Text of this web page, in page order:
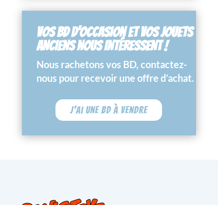
VOS BD D’OCCASION ET VOS JOUETS
ANCIENS NOUS INTÉRESSENT !
Nous rachetons vos BD, contactez-
nous pour recevoir une offre d’achat.
J'ai une BD à vendre